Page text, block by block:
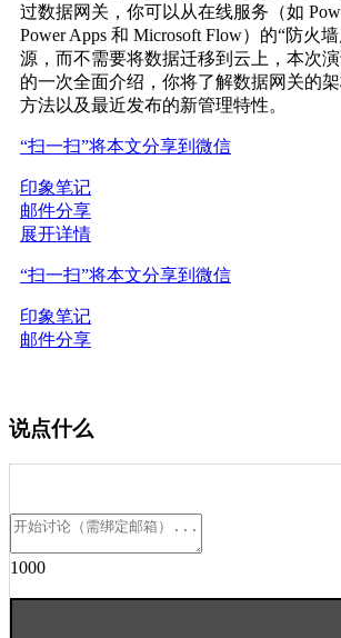
过数据网关，你可以从在线服务（如
Power Apps 和 Microsoft Flow）的“防火
源，而不需要将数据迁移到云上，本次
的一次全面介绍，你将了解数据网关的
方法以及最近发布的新管理特性。
“扫一扫”将本文分享到微信
印象笔记
邮件分享
展开详情
“扫一扫”将本文分享到微信
印象笔记
邮件分享
说点什么
1000